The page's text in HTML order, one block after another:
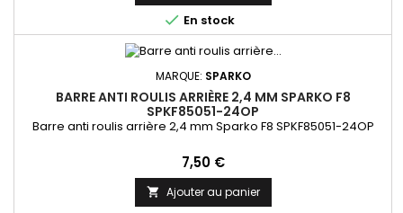
 En stock
MARQUE: SPARKO
BARRE ANTI ROULIS ARRIÈRE 2,4 MM SPARKO F8
SPKF85051-24OP
Barre anti roulis arrière 2,4 mm Sparko F8 SPKF85051-24OP
Prix
7,50 €
 Ajouter au panier